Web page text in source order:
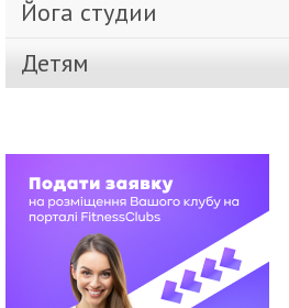
Йога студии
Детям